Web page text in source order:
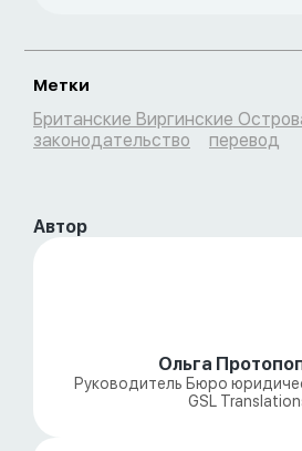
Метки
Британские Виргинские
законодательство
перевод
Автор
Ольга
Руководитель Бюро
GSL